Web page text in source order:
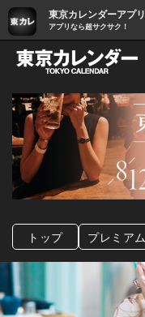
東京カレンダーアプリ
アプリなら超サクサク！
トップ プレミアム